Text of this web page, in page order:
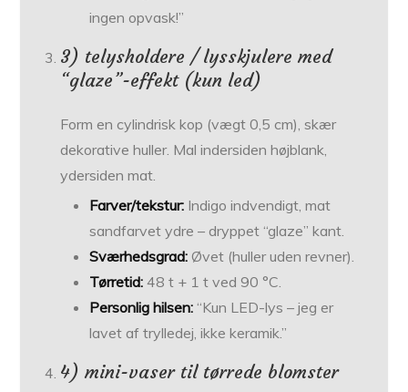
ingen opvask!”
3) telysholdere / lysskjulere med
“glaze”-effekt (kun led)
Form en cylindrisk kop (vægt 0,5 cm), skær
dekorative huller. Mal indersiden højblank,
ydersiden mat.
Farver/tekstur: Indigo indvendigt, mat
sandfarvet ydre – dryppet “glaze” kant.
Sværhedsgrad: Øvet (huller uden revner).
Tørretid: 48 t + 1 t ved 90 °C.
Personlig hilsen: “Kun LED-lys – jeg er
lavet af trylledej, ikke keramik.”
4) mini-vaser til tørrede blomster